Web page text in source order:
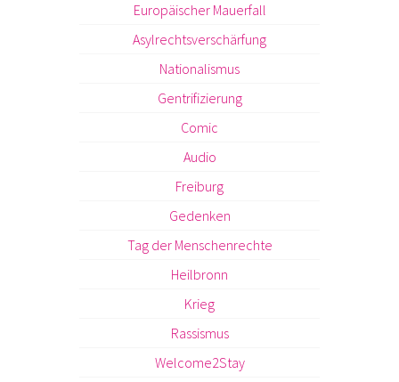
Europäischer Mauerfall
Asylrechtsverschärfung
Nationalismus
Gentrifizierung
Comic
Audio
Freiburg
Gedenken
Tag der Menschenrechte
Heilbronn
Krieg
Rassismus
Welcome2Stay